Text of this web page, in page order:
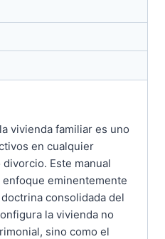
vivienda familiar es uno
en cualquier
Este manual
eminentemente
consolidada del
la vivienda no
sino como el